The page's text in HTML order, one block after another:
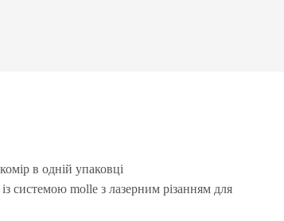
в одній упаковці
системою molle з лазерним різанням для